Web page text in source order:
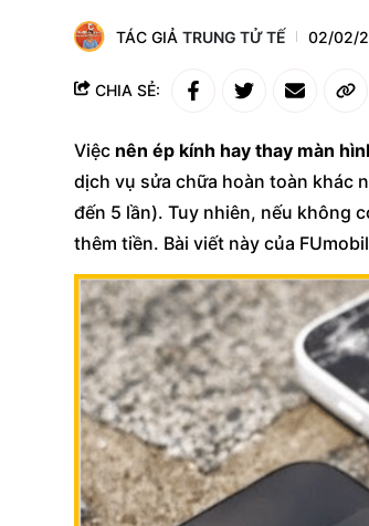
TÁC GIẢ TRUNG TỬ TẾ 02/02/
CHIA SẺ:
Việc nên ép kính hay thay màn
dịch vụ sửa chữa hoàn toàn khác
đến 5 lần). Tuy nhiên, nếu không
thêm tiền. Bài viết này của